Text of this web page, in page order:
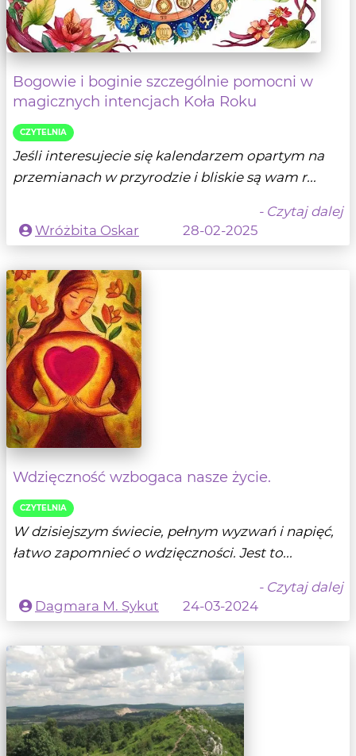
Bogowie i boginie szczególnie pomocni w
magicznych intencjach Koła Roku
CZYTELNIA
Jeśli interesujecie się kalendarzem opartym na
przemianach w przyrodzie i bliskie są wam r...
- Czytaj dalej
Wróżbita Oskar
28-02-2025
Wdzięczność wzbogaca nasze życie.
CZYTELNIA
W dzisiejszym świecie, pełnym wyzwań i napięć,
łatwo zapomnieć o wdzięczności. Jest to...
- Czytaj dalej
Dagmara M. Sykut
24-03-2024